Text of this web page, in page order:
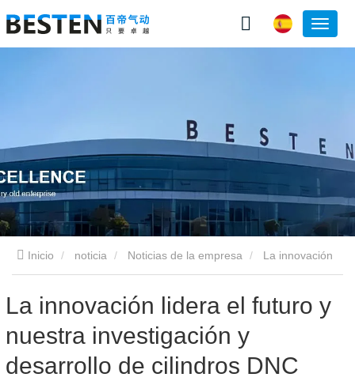
Inicio noticia Noticias de la empresa
lidera el futuro y nuestra investigación y desarrollo de cilindros
DNC abre un nuevo capítulo en la fabricación inteligente.
La innovación lidera el futuro y
nuestra investigación y
desarrollo de cilindros DNC